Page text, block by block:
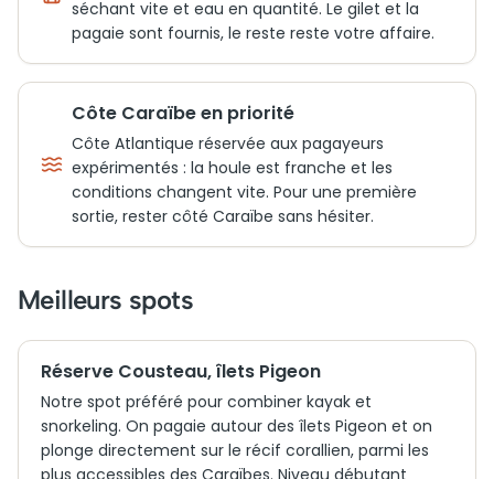
séchant vite et eau en quantité. Le gilet et la
pagaie sont fournis, le reste reste votre affaire.
Côte Caraïbe en priorité
Côte Atlantique réservée aux pagayeurs
expérimentés : la houle est franche et les
conditions changent vite. Pour une première
sortie, rester côté Caraïbe sans hésiter.
Meilleurs spots
Réserve Cousteau, îlets Pigeon
Notre spot préféré pour combiner kayak et
snorkeling. On pagaie autour des îlets Pigeon et on
plonge directement sur le récif corallien, parmi les
plus accessibles des Caraïbes. Niveau débutant